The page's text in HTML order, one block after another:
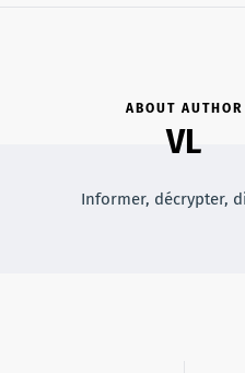
ABOUT AUTHOR
VL
Informer, décrypter,